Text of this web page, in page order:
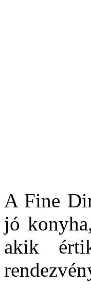
A Fine
jó
akik